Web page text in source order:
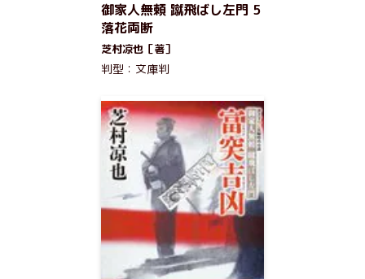
御家人無頼 蹴飛ばし左門 5
落花両断
芝村凉也［著］
判型：文庫判